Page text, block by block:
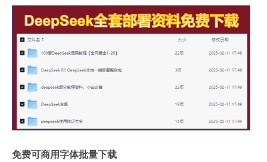
免费可商用字体批量下载